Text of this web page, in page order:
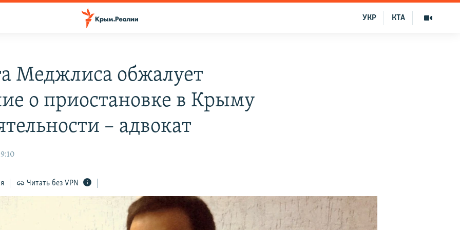
КТА
УКР
Меджлиса обжалует
о приостановке в Крыму
– адвокат
Читать без VPN